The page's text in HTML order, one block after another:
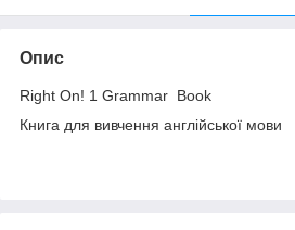
Опис
Right On! 1 Grammar Book
Книга для вивчення англійської мови